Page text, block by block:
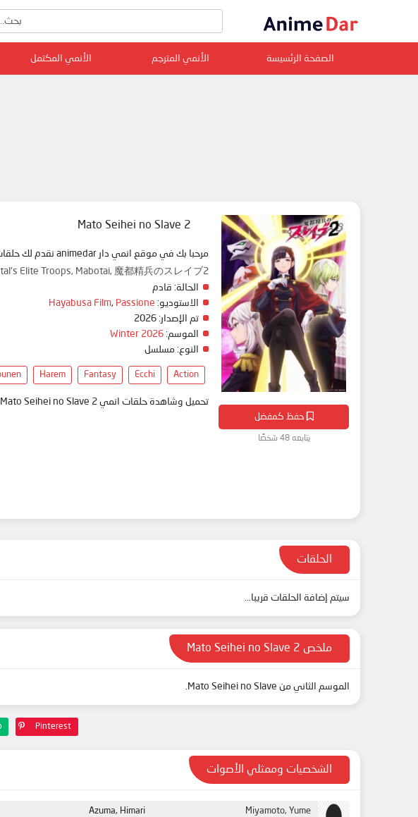
الصفحة الرئسيسة الأنمي المترجم الأنمي المكتمل
حفظ كمفضل
يتابعه 48 شخصًا
Mato Seihei no Slave 2
مرحبا بك في موقع انمي دار animedar نقدم لك حلقات انمي Mato Seihei no Slave 2 مترجم عربي بجودة عالية على سرفرات متعددة, مشاهدة ممتعة
Elite Troops, Mabotai, 魔都精兵のスレイブ2
الحالة: قادم
الاستوديو:
Hayabusa Film, Passione
تم الإصدار:
الموسم: Winter 2026
النوع: مسلسل
Action
Ecchi
Fantasy
Harem
تحميل وشاهدة حلقات انمي Mato Seihei no Slave 2 مترجم بعدة جودات على موقع انمي دار - animedar
الحلقات
سيتم إضافة الحلقات قريبا...
ملخص Mato Seihei no Slave 2
الموسم الثاني من Mato Seihei no Slave.
Pinterest
الشخصيات وممثلي الأصوات
Azuma, Himari Miyamoto, Yume